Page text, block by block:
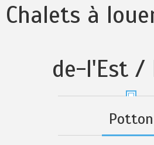
Chalets à
de-l'Est /
Potton